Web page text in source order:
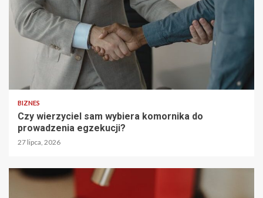
BIZNES
Czy wierzyciel sam wybiera komornika do
prowadzenia egzekucji?
27 lipca, 2026